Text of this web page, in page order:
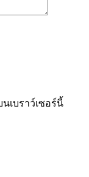
เบราว์เซอร์นี้